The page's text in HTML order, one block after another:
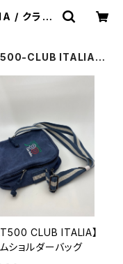
/ クラブ
CLUB ITALIA /
CLUB ITALIA】
ショルダーバッグ